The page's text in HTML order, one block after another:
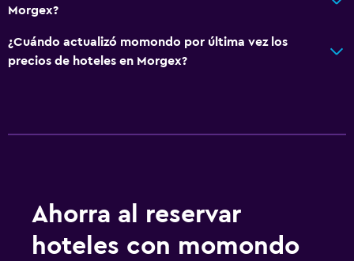
Piso de parquet o madera noble
Vista a la montaña
Bar de tapas
Bar/lounge
Morgex?
¿Cuándo actualizó momondo por última vez los
precios de hoteles en Morgex?
Ahorra al reservar
hoteles con momondo